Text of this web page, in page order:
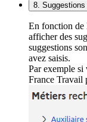
8.
En fonction de
afficher des
suggestions
avez saisis.
Par exemple
France Travail